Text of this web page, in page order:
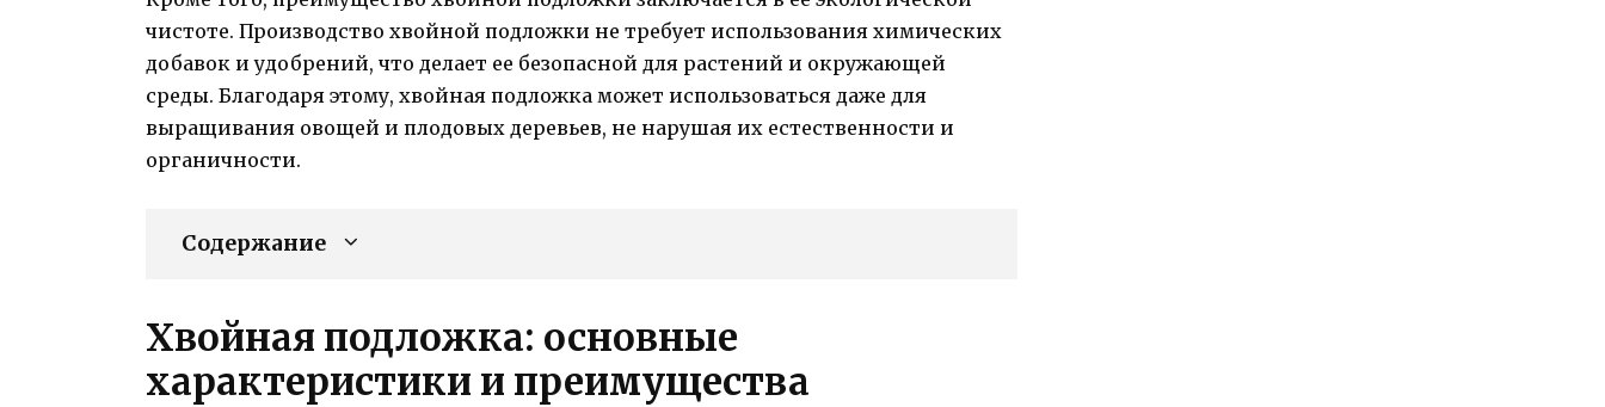
чистоте. Производство хвойной подложки не требует использования химических
добавок и удобрений, что делает ее безопасной для растений и окружающей
среды. Благодаря этому, хвойная подложка может использоваться даже для
выращивания овощей и плодовых деревьев, не нарушая их естественности и
органичности.
Содержание
Хвойная подложка: основные
характеристики и преимущества